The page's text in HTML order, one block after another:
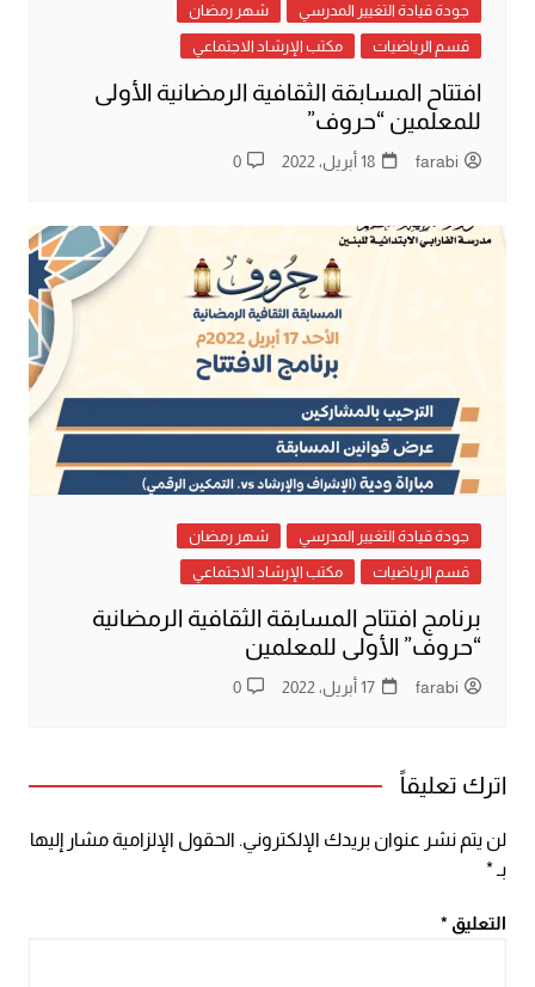
جودة قيادة التغيير المدرسي
شهر رمضان
قسم الرياضيات
مكتب الإرشاد الاجتماعي
افتتاح المسابقة الثقافية الرمضانية الأولى
للمعلمين “حروف”
farabi 18 أبريل، 2022 0
جودة قيادة التغيير المدرسي
شهر رمضان
قسم الرياضيات
مكتب الإرشاد الاجتماعي
برنامج افتتاح المسابقة الثقافية الرمضانية
“حروف” الأولى للمعلمين
farabi 17 أبريل، 2022 0
اترك تعليقاً
لن يتم نشر عنوان بريدك الإلكتروني. الحقول الإلزامية مشار إليها
بـ*
التعليق *